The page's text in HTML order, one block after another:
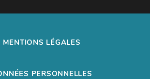
MENTIONS LÉGALES
PERSONNELLES